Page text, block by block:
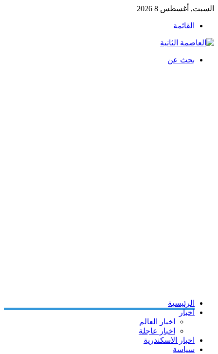
السبت, أغسطس 8 2026
القائمة
بحث عن
الرئيسية
اخبار
اخبار العالم
اخبار عاجلة
اخبار الاسكندرية
سياسة